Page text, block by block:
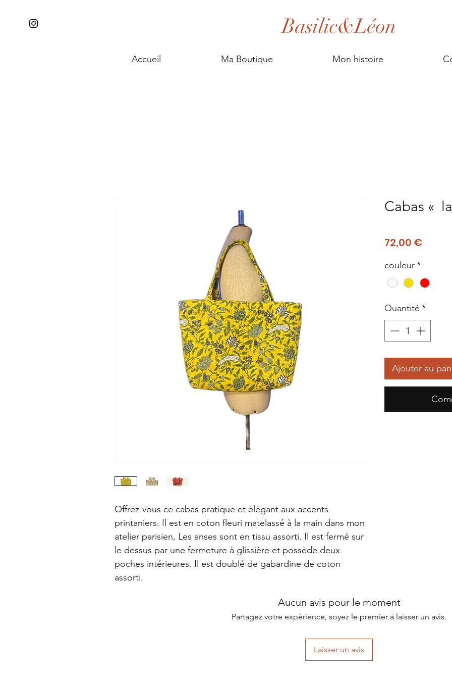
Basilic&Léon
Accueil Ma Boutique Mon histoire
Offrez-vous ce cabas pratique et élégant aux accents
printaniers. Il est en coton fleuri matelassé à la main dans mon
atelier parisien, Les anses sont en tissu assorti. Il est fermé sur
le dessus par une fermeture à glissière et possède deux
poches intérieures. Il est doublé de gabardine de coton
assorti.
Cabas «
72,00 €
couleur*
Quantité *
Ajouter au
Aucun avis pour le moment
Partagez votre expérience, soyez le premier à laisser un avis.
Laisser un avis